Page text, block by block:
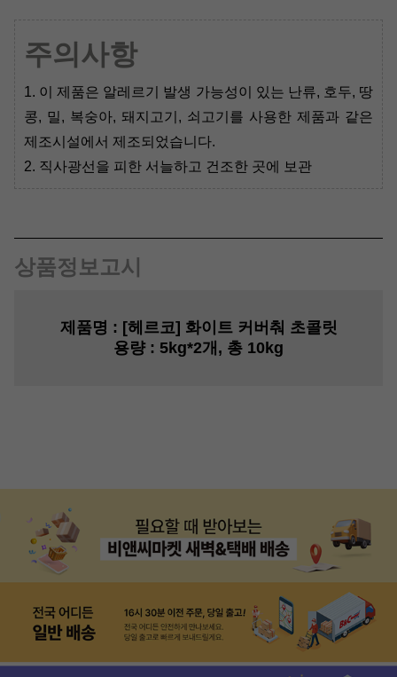
주의사항
1. 이 제품은 알레르기 발생 가능성이 있는 난류, 호두, 땅
콩, 밀, 복숭아, 돼지고기, 쇠고기를 사용한 제품과 같은
제조시설에서 제조되었습니다.
2. 직사광선을 피한 서늘하고 건조한 곳에 보관
상품정보고시
제품명 : [헤르코] 화이트 커버춰 초콜릿
용량: 5kg*2개, 총 10kg